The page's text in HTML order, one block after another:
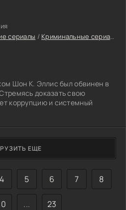
сериалы / Криминальные сериалы
Шон К. Эллис был обвинен в
доказать свою
коррупцию и системный
ЕЩЕ
4 5 6 7 8
... 23